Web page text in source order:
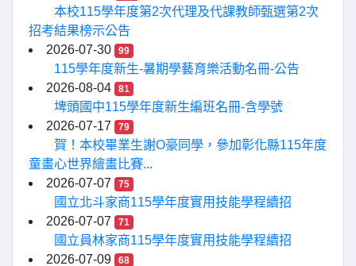
本校115學年度第2次代理及代課教師甄選第2次
招考結果榜示公告
2026-07-30
99
115學年度新生-暑期學藝育樂活動名冊-公告
2026-08-04
81
埤頭國中115學年度新生編班名冊-含學號
2026-07-17
79
賀！本校畢業生謝O豪同學，參加彰化縣115年度
童畫心世界繪畫比賽...
2026-07-07
75
國立北斗家商115學年度實用技能學程續招
2026-07-07
71
國立員林家商115學年度實用技能學程續招
2026-07-09
68